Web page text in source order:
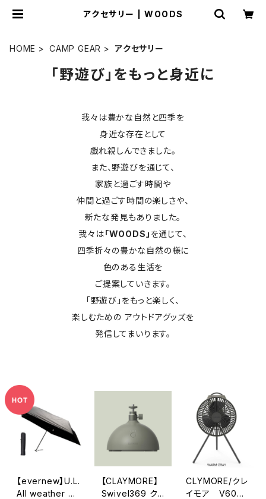
アクセサリー | WOODS
HOME CAMP GEAR アクセサリー
「野遊び」をもっと身近に
我々は豊かな自然と四季を
身近な存在として
戯れ親しんできました。
また、野遊びを通じて、
家族と過ごす時間や
仲間と過ごす時間の楽しさや、
新たな発見もありました。
我々は「WOODS」 を通じて、
四季折々の豊かな自然の様に
色のある生活を
ご提案していきます。
「野遊び」をもっと楽しく、
楽しむための アウトドアグッズを
発信してまいります。
【evernew】U.L.
All weather u
【CLAYMORE】
Swivel369 ク
CLYMORE/クレ
イモア V600